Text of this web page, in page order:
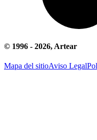
© 1996 - 2026, Artear
Mapa del sitioAviso Legal